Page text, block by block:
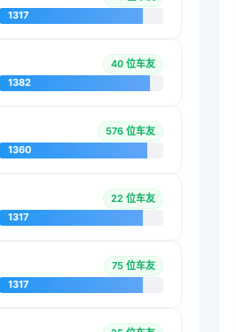
1317
40 位车友
1382
576 位车友
1360
22 位车友
1317
75 位车友
1317